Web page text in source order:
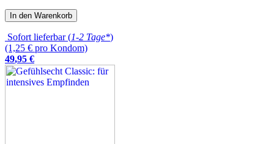
In den Warenkorb
Sofort lieferbar (1-2 Tage*)
(1,25 € pro Kondom)
49,95 €